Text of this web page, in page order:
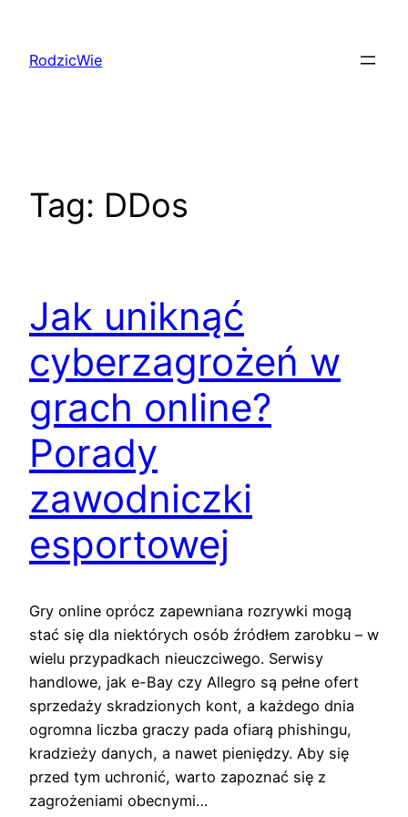
treściRodzicWie
Tag: DDos
Jak uniknąć
cyberzagrożeń w
grach online?
Porady
zawodniczki
esportowej
Gry online oprócz zapewniana rozrywki mogą
stać się dla niektórych osób źródłem zarobku – w
wielu przypadkach nieuczciwego. Serwisy
handlowe, jak e-Bay czy Allegro są pełne ofert
sprzedaży skradzionych kont, a każdego dnia
ogromna liczba graczy pada ofiarą phishingu,
kradzieży danych, a nawet pieniędzy. Aby się
przed tym uchronić, warto zapoznać się z
zagrożeniami obecnymi…